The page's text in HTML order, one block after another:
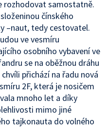
rozhodovat samostatně.
čínského
–naut, tedy cestovatel.
ve vesmíru
osobního vybavení ve
se na oběžnou dráhu
přichází na řadu nová
2F, která je nosičem
mnoho let a díky
mimo jiné
tajkonauta do volného